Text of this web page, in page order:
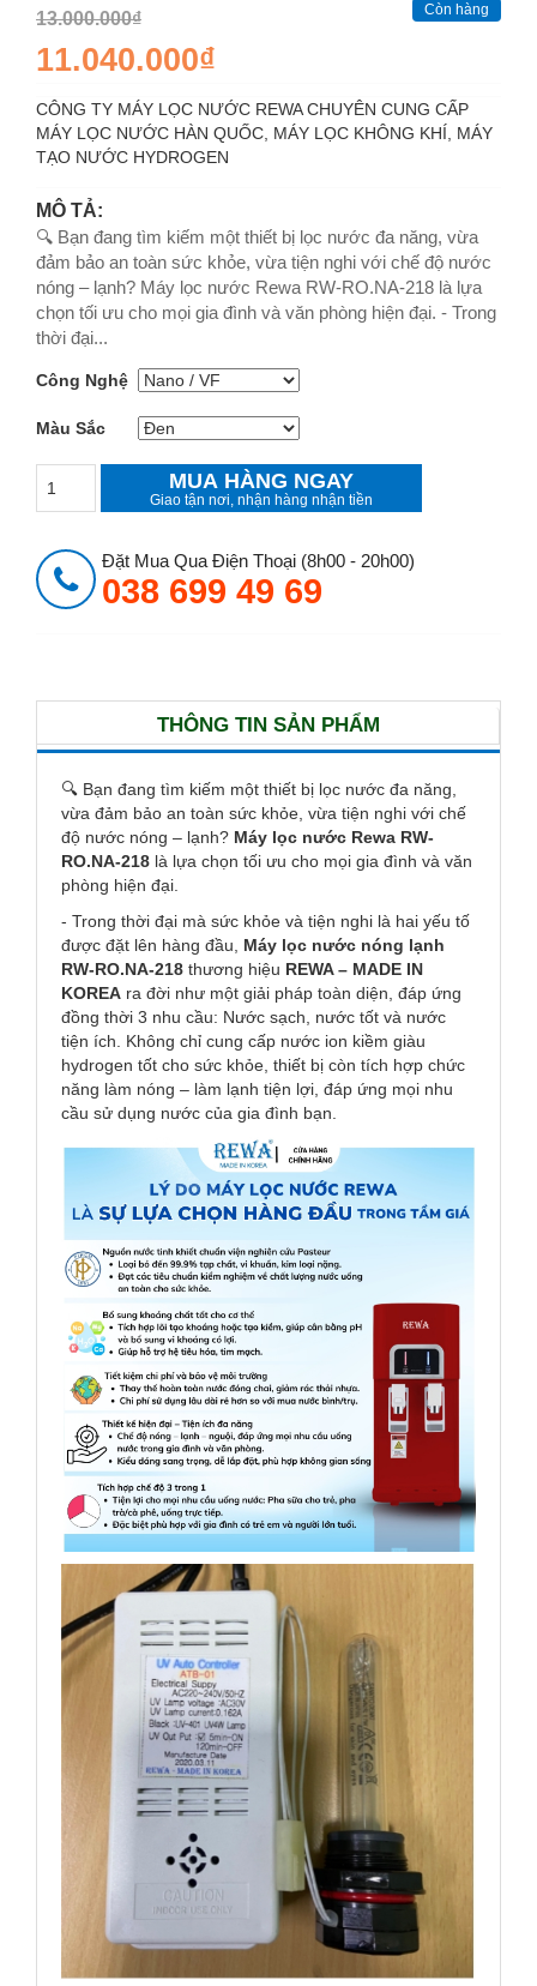
13.000.000₫
11.040.000₫
Còn hàng
CÔNG TY MÁY LỌC NƯỚC REWA CHUYÊN CUNG CẤP
MÁY LỌC NƯỚC HÀN QUỐC, MÁY LỌC KHÔNG KHÍ, MÁY
TẠO NƯỚC HYDROGEN
MÔ TẢ:
🔍 Bạn đang tìm kiếm một thiết bị lọc nước đa năng, vừa
đảm bảo an toàn sức khỏe, vừa tiện nghi với chế độ nước
nóng – lạnh? Máy lọc nước Rewa RW-RO.NA-218 là lựa
chọn tối ưu cho mọi gia đình và văn phòng hiện đại. - Trong
thời đại...
Công Nghệ
Màu Sắc
MUA HÀNG NGAY
Giao tận nơi, nhận hàng nhận tiền
Đặt Mua Qua Điện Thoại (8h00 - 20h00)
038 699 49 69
THÔNG TIN SẢN PHẨM
🔍 Bạn đang tìm kiếm một thiết bị lọc nước đa năng,
vừa đảm bảo an toàn sức khỏe, vừa tiện nghi với chế
độ nước nóng – lạnh? Máy lọc nước Rewa RW-
RO.NA-218 là lựa chọn tối ưu cho mọi gia đình và văn
phòng hiện đại.
- Trong thời đại mà sức khỏe và tiện nghi là hai yếu tố
được đặt lên hàng đầu, Máy lọc nước nóng lạnh
RW-RO.NA-218 thương hiệu REWA – MADE IN
KOREA ra đời như một giải pháp toàn diện, đáp ứng
đồng thời 3 nhu cầu: Nước sạch, nước tốt và nước
tiện ích. Không chỉ cung cấp nước ion kiềm giàu
hydrogen tốt cho sức khỏe, thiết bị còn tích hợp chức
năng làm nóng – làm lạnh tiện lợi, đáp ứng mọi nhu
cầu sử dụng nước của gia đình bạn.